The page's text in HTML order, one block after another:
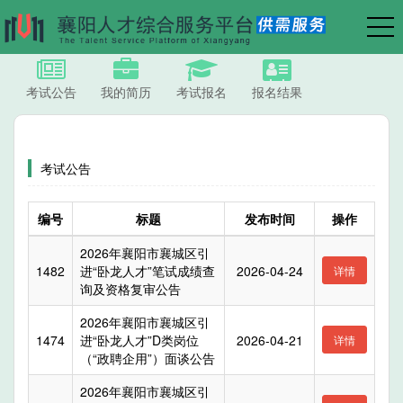
导航 岗位需求
专项招聘
考试公告 我的简历 考试报名 报名结果
考试公告
编号 标题 发布时间 操作
1482
2026年襄阳市襄城区引
进“卧龙人才”笔试成绩查
询及资格复审公告
2026-04-24 详情
1474
2026年襄阳市襄城区引
进“卧龙人才”D类岗位
（“政聘企用”）面谈公告
2026-04-21 详情
2026年襄阳市襄城区引